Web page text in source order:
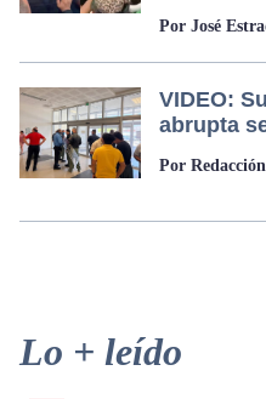
Por José
VIDEO:
abrupta
Por Redacción
Primary
Sidebar
Lo + leído